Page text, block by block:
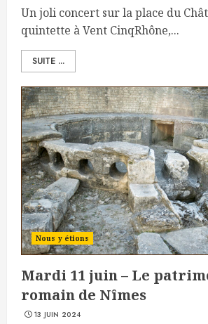
Un joli concert sur la place du
quintette à Vent CinqRhône,...
SUITE ...
Nous y étions
Mardi 11 juin – Le
romain de Nîmes
13 JUIN 2024